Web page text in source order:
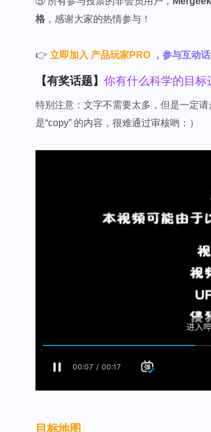
格，感谢大家的热情参与！
👉 立即加入 产品玩家PRO，参与互动话
【有奖话题】 你有什么科学的目
特别注意：文字不需要太多，但是一定
是“copy” 的内容，很难通过审核哟：）
目标地图